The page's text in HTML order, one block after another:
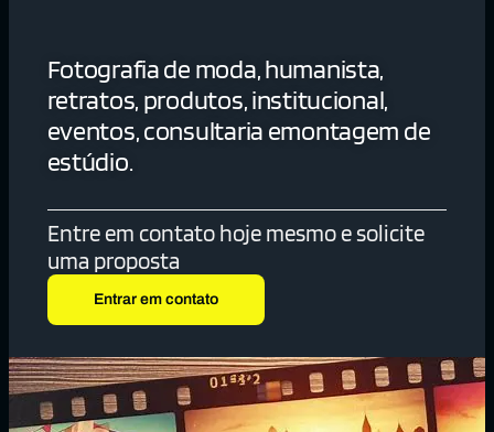
Fotografia de moda, humanista,
retratos, produtos, institucional,
eventos, consultaria emontagem de
estúdio.
Entre em contato hoje mesmo e solicite
uma proposta
Entrar em contato